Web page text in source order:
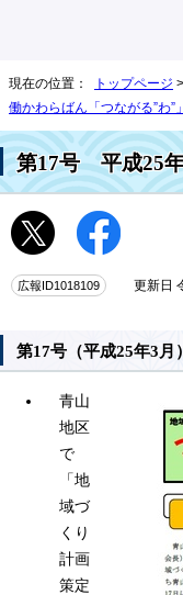
現在の位置： トップページ >
働かわらばん「つながる”わ”」
第17号 平成25年
広報ID1018109 更新日
第17号（平成25年3月
青山
地区
で
「地
域づ
くり
計画
策定